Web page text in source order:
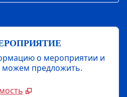
о мероприятии и
можем предложить.